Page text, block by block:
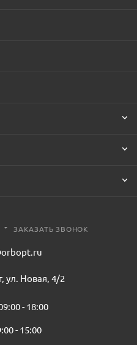
ЗАКАЗАТЬ ЗВОНОК
ул. Новая, 4/2
- 18:00
- 15:00